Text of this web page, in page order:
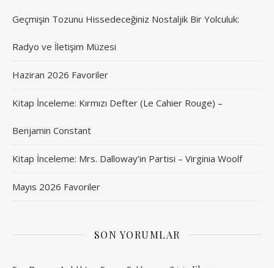
Geçmişin Tozunu Hissedeceğiniz Nostaljik Bir Yolculuk:
Radyo ve İletişim Müzesi
Haziran 2026 Favoriler
Kitap İnceleme: Kırmızı Defter (Le Cahier Rouge) –
Benjamin Constant
Kitap İnceleme: Mrs. Dalloway’in Partisi – Virginia Woolf
Mayıs 2026 Favoriler
SON YORUMLAR